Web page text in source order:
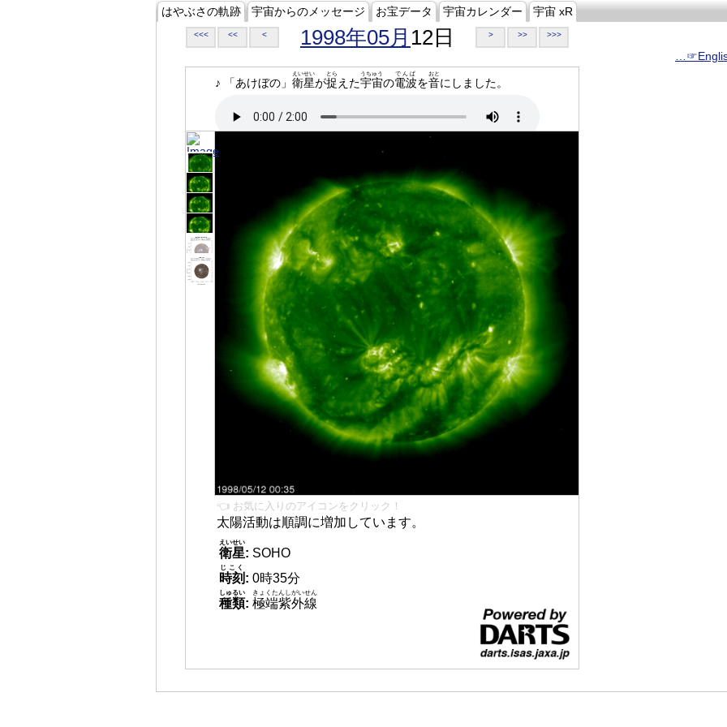
はやぶさの軌跡 宇宙からのメッセージ お宝データ 宇宙カレンダー 宇宙 xR
<<< << < 1998年05月 12日 > >> >>>
♪ 「あけぼの」 衛星
えいせい
が捉
とら
えた宇宙
うちゅう
の電波
でんぱ
を音
おと
にしました。
👈 お気に入りのアイコンをクリック！
太陽活動は順調に増加しています。
衛星
えいせい
: SOHO
時刻
じこく
: 0時35分
種類
しゅるい
: 極端紫外線
きょくたんしがいせん